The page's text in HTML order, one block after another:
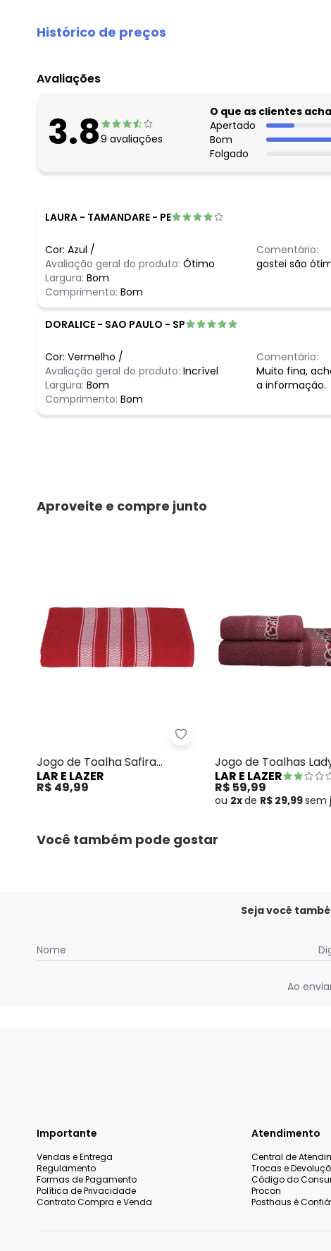
Histórico de preços
agosto/2026
maio/2026
abril/2026
fevereiro/2026
Avaliações
3.89 avaliações
O que as clientes
Apertado
Bom
Folgado
LAURA - TAMANDARE - PE
Cor: Azul /
Avaliação geral do produto: Ótimo
Largura: Bom
Comprimento: Bom
Comentário:
gostei são
DORALICE - SAO PAULO - SP
Cor: Vermelho /
Avaliação geral do produto: Incrível
Largura: Bom
Comprimento: Bom
Comentário:
Muito fina,
a informação.
Aproveite e compre junto
Lar e Lazer - Jogo de
Jogo de Toalha Safira
Vermelha 2 Peças
LAR E LAZER
R$ 49,99
Jogo de Toalhas
Peças
LAR E LAZER
R$ 59,99
ou 2xde R$ 29,99sem
Você também pode gostar
Seja você
Nome
Ao
Importante
Vendas e Entrega
Regulamento
Formas de Pagamento
Política de Privacidade
Contrato Compra e Venda
Atendimento
Central de
Trocas e
Código do
Procon
Posthaus é